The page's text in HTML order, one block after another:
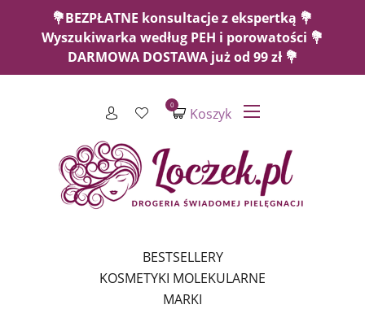
💐BEZPŁATNE konsultacje z ekspertką 💐
Wyszukiwarka według PEH i porowatości 💐
DARMOWA DOSTAWA już od 99 zł 💐
Koszyk
0
BESTSELLERY
KOSMETYKI MOLEKULARNE
MARKI